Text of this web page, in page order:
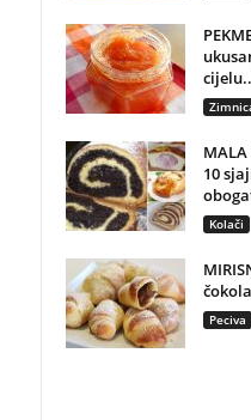
MALA
10
Kolači
Peciva